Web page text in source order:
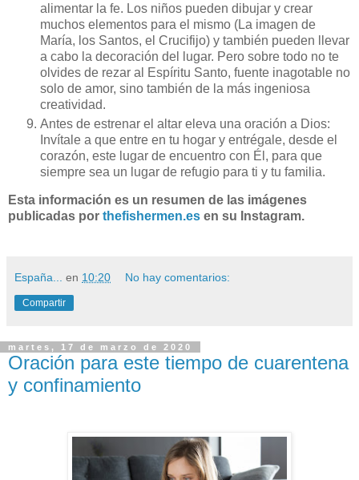
alimentar la fe. Los niños pueden dibujar y crear
muchos elementos para el mismo (La imagen de
María, los Santos, el Crucifijo) y también pueden llevar
a cabo la decoración del lugar. Pero sobre todo no te
olvides de rezar al Espíritu Santo, fuente inagotable no
solo de amor, sino también de la más ingeniosa
creatividad.
Antes de estrenar el altar eleva una oración a Dios:
Invítale a que entre en tu hogar y entrégale, desde el
corazón, este lugar de encuentro con Él, para que
siempre sea un lugar de refugio para ti y tu familia.
Esta información es un resumen de las imágenes
publicadas por thefishermen.es en su Instagram.
España... en 10:20 No hay comentarios:
Compartir
martes, 17 de marzo de 2020
Oración para este tiempo de cuarentena
y confinamiento